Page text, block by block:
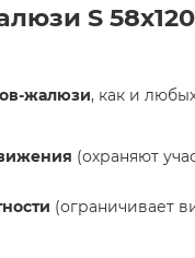
S
жалюзи, как и
(охраняют
(ограничивает